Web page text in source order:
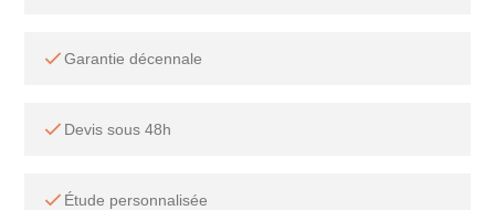
Garantie décennale
Devis sous 48h
Étude personnalisée